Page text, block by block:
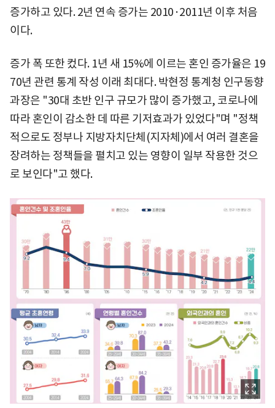
증가하고 있다. 2년 연속 증가는 2010·2011년 이후 처음
이다.
증가 폭 또한 컸다. 1년 새 15%에 이르는 혼인 증가율은 19
70년 관련 통계 작성 이래 최대다. 박현정 통계청 인구동향
과장은 "30대 초반 인구 규모가 많이 증가했고, 코로나에
따라 혼인이 감소한 데 따른 기저효과가 있었다"며 "정책
적으로도 정부나 지방자치단체(지자체)에서 여러 결혼을
장려하는 정책들을 펼치고 있는 영향이 일부 작용한 것으
로 보인다"고 했다.